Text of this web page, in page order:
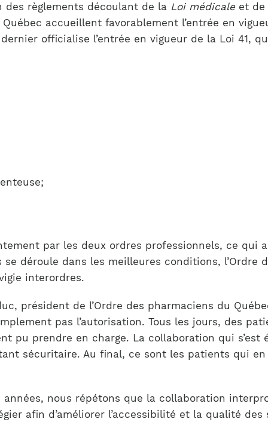
des règlements découlant de la Loi médicaleet de
accueillent favorablement l’entrée en
officialise l’entrée en vigueur de la Loi 41,
par les deux ordres professionnels, ce qui
déroule dans les meilleures conditions, l’Ordre
interordres.
président de l’Ordre des pharmaciens du
pas l’autorisation. Tous les jours, des
pu prendre en charge. La collaboration qui s’est
sécuritaire. Au final, ce sont les patients qui
nous répétons que la collaboration
afin d’améliorer l’accessibilité et la qualité des